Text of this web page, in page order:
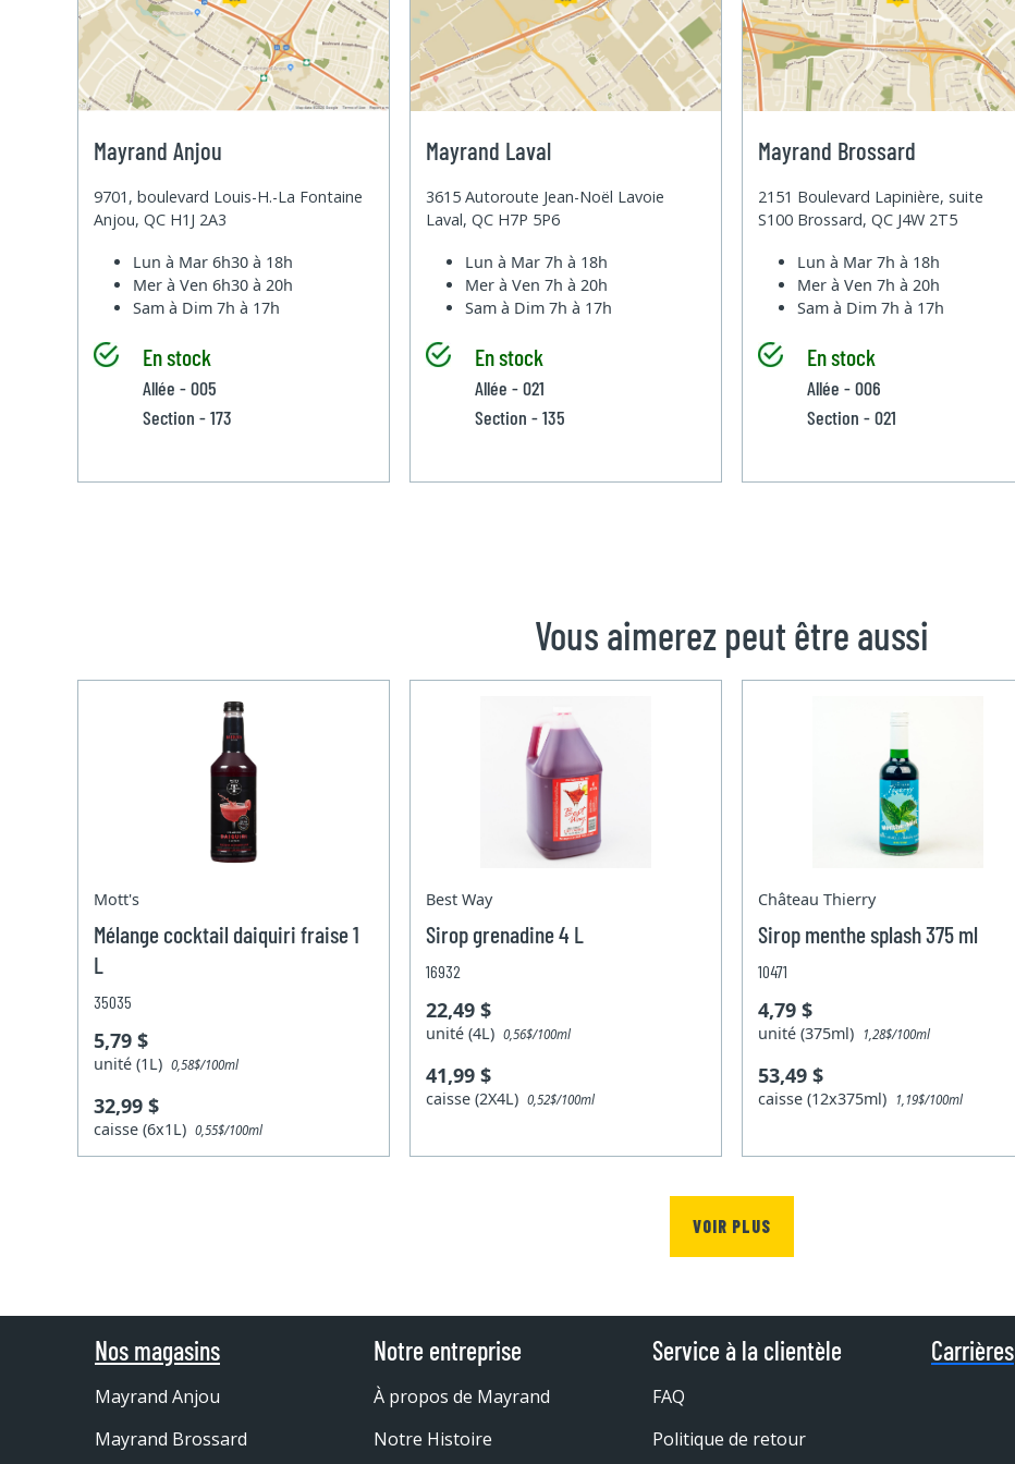
Mayrand Anjou
9701, boulevard Louis-H.-La Fontaine
Anjou, QC H1J 2A3
Lun à Mar6h30 à 18h
Mer à Ven6h30 à 20h
Sam à Dim7h à 17h
En stock
Allée - 005
Section - 173
Mayrand Laval
3615 Autoroute Jean-Noël Lavoie
Laval, QC H7P 5P6
Lun à Mar7h à 18h
Mer à Ven7h à 20h
Sam à Dim7h à 17h
En stock
Allée - 021
Section - 135
Mayrand Brossard
2151 Boulevard Lapinière, suite
S100 Brossard, QC J4W 2T5
Lun à Mar7h à 18h
Mer à Ven7h à 20h
Sam à Dim7h à 17h
En stock
Allée - 006
Section - 021
Vous aimerez peut être aussi
Mott's
Mélange cocktail daiquiri fraise 1
L
35035
5,79 $
unité (1L)0,58$/100ml
32,99 $
caisse (6x1L)0,55$/100ml
Best Way
Sirop grenadine 4 L
16932
22,49 $
unité (4L)0,56$/100ml
41,99 $
caisse (2X4L)0,52$/100ml
Château Thierry
Sirop menthe splash 375 ml
10471
4,79 $
unité (375ml) 1,28$/100ml
53,49 $
caisse (12x375ml) 1,19$/100ml
VOIR PLUS
Nos magasins
Mayrand Anjou
Mayrand Brossard
Notre entreprise
À propos de Mayrand
Notre Histoire
Service à la clientèle
FAQ
Politique de retour
Carrières